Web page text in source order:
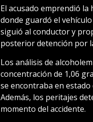
El acusado emprendió
donde guardó el
siguió al conductor y
posterior detención por
Los análisis de
concentración de 1,06
se encontraba en
Además, los peritajes
momento del accidente.